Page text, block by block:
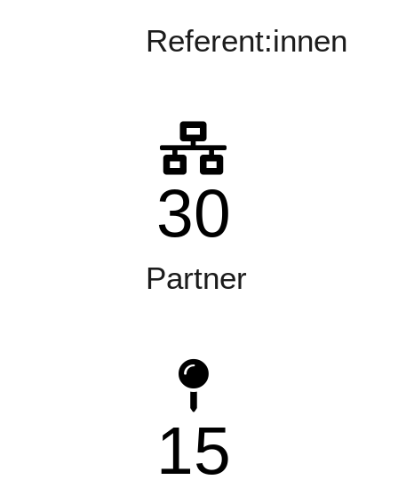
Referent:innen
30
Partner
15